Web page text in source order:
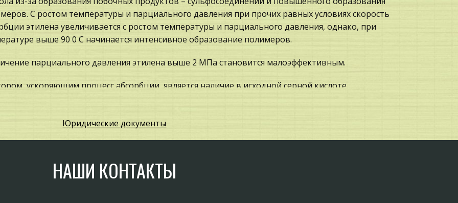
С ростом температуры и парциального давления при прочих равных условиях скорость
этилена увеличивается с ростом температуры и парциального давления, однако, при
выше 90 0 С начинается интенсивное образование полимеров.
парциального давления этилена выше 2 МПа становится малоэффективным.
ускоряющим процесс абсорбции, является наличие в исходной серной кислоте
В настоящее время в промышленных установках приняты следующие условия абсорбции
этановой фракции В ходе второй стадии идет гидролиз этил - и диэтилсульфата по
C 2 H 5 OSO 3 H + H 2 O C 2 H 5 OH + H 2 SO 4 , (C 2 H 5 O) 2 SO 2 + 2H 2 O 2 C 2 H 5 OH + H 2
Юридические документы
НАШИ КОНТАКТЫ